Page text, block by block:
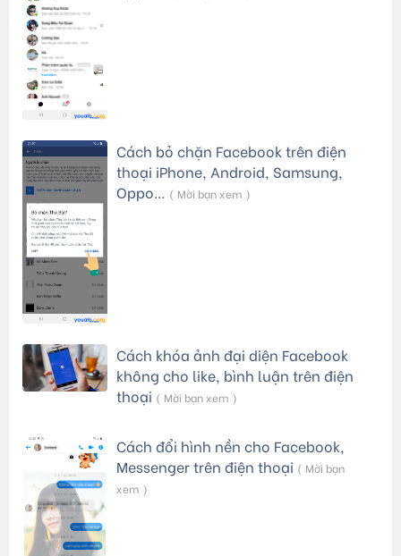
Cách bỏ chặn Facebook trên điện
thoại iPhone, Android, Samsung,
Oppo… ( Mời bạn xem )
Cách khóa ảnh đại diện Facebook
không cho like, bình luận trên điện
thoại ( Mời bạn xem )
Cách đổi hình nền cho Facebook,
Messenger trên điện thoại ( Mời bạn
xem )